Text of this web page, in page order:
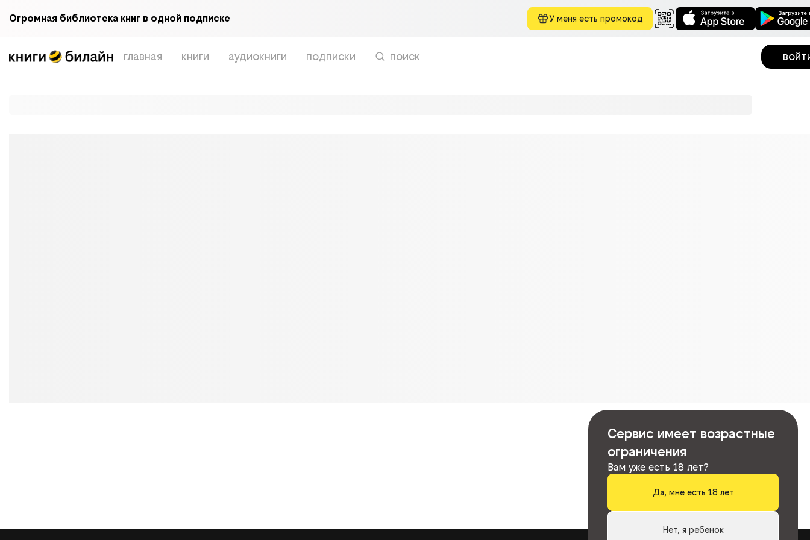
Огромная библиотека книг в одной подписке У меня есть промокод
главная книги аудиокниги подписки поиск
Сервис имеет возрастные
ограничения
Вам уже есть 18 лет?
Да, мне есть 18 лет
Нет, я ребенок